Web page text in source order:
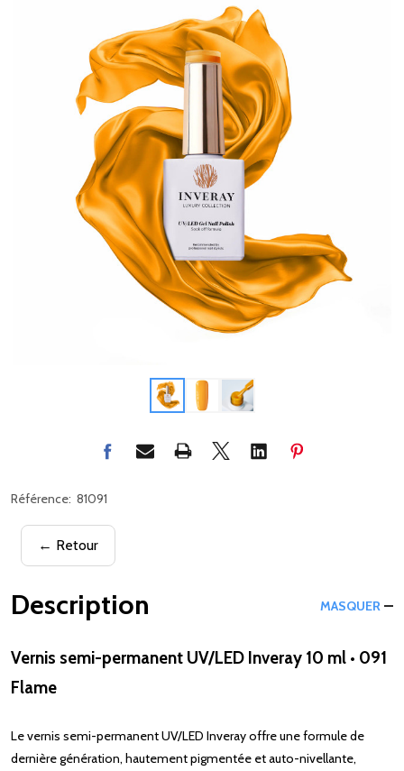
Référence: 81091
← Retour
Description MASQUER
Vernis semi-permanent UV/LED Inveray 10 ml • 091
Flame
Le vernis semi-permanent UV/LED Inveray offre une formule de
dernière génération, hautement pigmentée et auto-nivellante,